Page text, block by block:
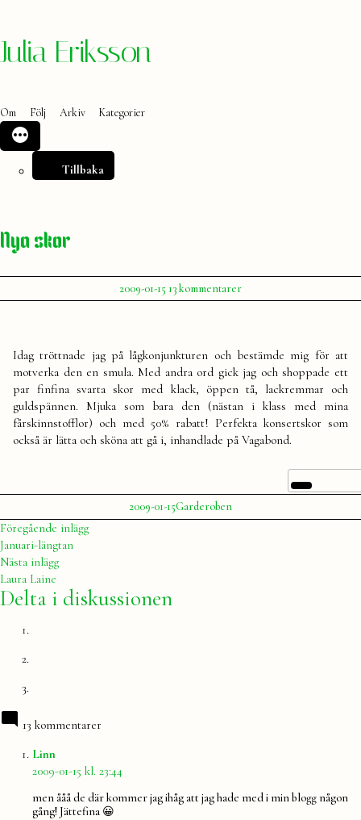
Hoppa
Julia Eriksson
Om Följ Arkiv Kategorier
Tillbaka
Nya skor
Publicerat
av
Julia
2009-01-15 13 kommentarertill
Nya
Idag tröttnade jag på lågkonjunkturen och bestämde mig för att
motverka den en smula. Med andra ord gick jag och shoppade ett
par finfina svarta skor med klack, öppen tå, lackremmar och
guldspännen. Mjuka som bara den (nästan i klass med mina
fårskinnstofflor) och med 50% rabatt! Perfekta konsertskor som
också är lätta och sköna att gå i, inhandlade på Vagabond.
Publicerat
av
Julia
2009-01-15Publicerat
i
Garderoben
Inläggsnavigering
Föregående inläggFöregående
Januari-längtan
Nästa inläggNästa
Laura Laine
Delta i diskussionen
13 kommentarer
Linn
2009-01-15 kl. 23:44
men ååå de där kommer jag ihåg att jag hade med i min blogg någon
gång! Jättefina 😀